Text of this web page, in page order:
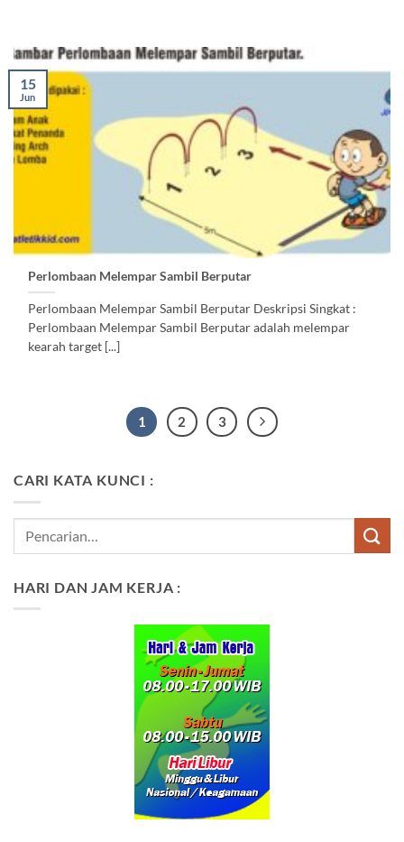
Perlombaan Melempar Sambil Berputar
Perlombaan Melempar Sambil Berputar Deskripsi Singkat :
Perlombaan Melempar Sambil Berputar adalah melempar
kearah target [...]
15
Jun
1 2 3
CARI KATA KUNCI :
HARI DAN JAM KERJA :